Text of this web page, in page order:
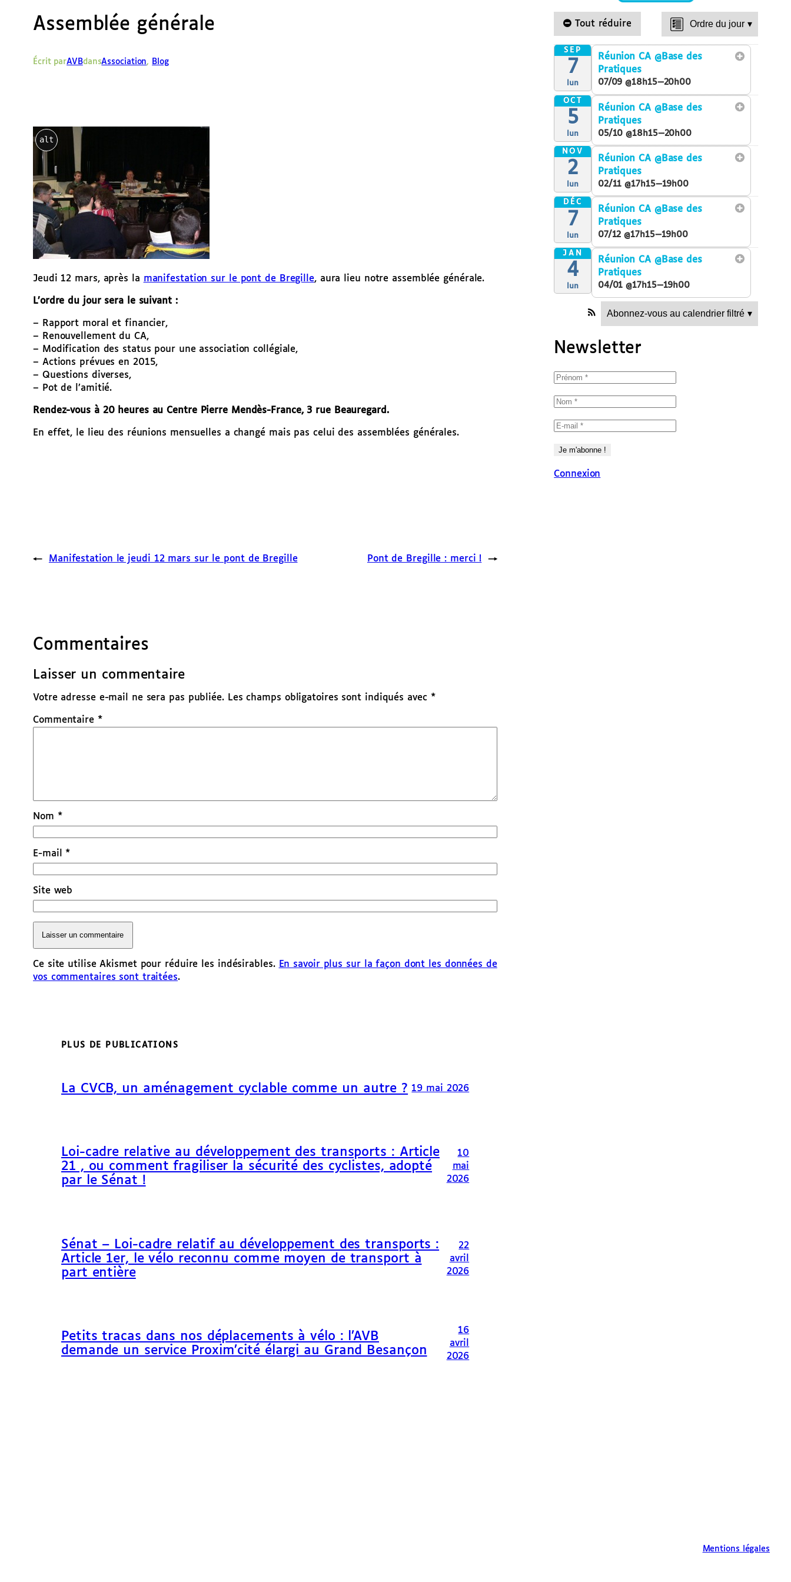
Assemblée générale
Écrit parAVBdansAssociation, Blog
alt
Jeudi 12 mars, après la manifestation sur le pont de Bregille, aura lieu notre assemblée générale.
L’ordre du jour sera le suivant :
– Rapport moral et financier,
– Renouvellement du CA,
– Modification des status pour une association collégiale,
– Actions prévues en 2015,
– Questions diverses,
– Pot de l’amitié.
Rendez-vous à 20 heures au Centre Pierre Mendès-France, 3 rue Beauregard.
En effet, le lieu des réunions mensuelles a changé mais pas celui des assemblées générales.
← Manifestation le jeudi 12 mars sur le pont de Bregille Pont de Bregille : merci ! →
Commentaires
Laisser un commentaire
Votre adresse e-mail ne sera pas publiée. Les champs obligatoires sont indiqués avec *
Commentaire *
Nom *
E-mail *
Site web
Ce site utilise Akismet pour réduire les indésirables. En savoir plus sur la façon dont les données de
vos commentaires sont traitées.
PLUS DE PUBLICATIONS
La CVCB, un aménagement cyclable comme un autre ? 19 mai 2026
Loi-cadre relative au développement des transports : Article
21 , ou comment fragiliser la sécurité des cyclistes, adopté
par le Sénat !
10
mai
2026
Sénat – Loi-cadre relatif au développement des transports :
Article 1er, le vélo reconnu comme moyen de transport à
part entière
22
avril
2026
Petits tracas dans nos déplacements à vélo : l’AVB
demande un service Proxim’cité élargi au Grand Besançon
16
avril
2026
Tout réduire Ordre du jour ▾
SEP
7
lun
Réunion CA @Base des
Pratiques
07/09 @18h15—20h00
OCT
5
lun
Réunion CA @Base des
Pratiques
05/10 @18h15—20h00
NOV
2
lun
Réunion CA @Base des
Pratiques
02/11 @17h15—19h00
DÉC
7
lun
Réunion CA @Base des
Pratiques
07/12 @17h15—19h00
JAN
4
lun
Réunion CA @Base des
Pratiques
04/01 @17h15—19h00
Abonnez-vous au calendrier filtré ▾
Newsletter
Connexion
Mentions légales